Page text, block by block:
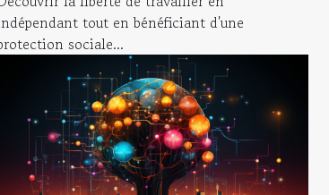
tout en bénéficiant d'une
sociale...